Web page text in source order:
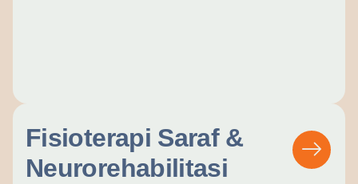
Fisioterapi Saraf &
Neurorehabilitasi